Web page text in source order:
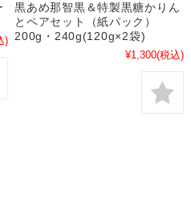
)
黒あめ那智黒＆特製黒糖かりん
とペアセット（紙パック）
200g・240g(120g×2袋)
¥1,300(税込)